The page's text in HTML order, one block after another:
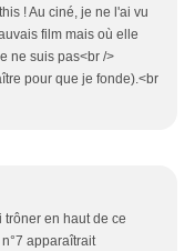
! Au ciné, je ne l'ai vu
film mais où elle
ne suis pas<br />
pour que je fonde).<br
trôner en haut de ce
apparaîtrait